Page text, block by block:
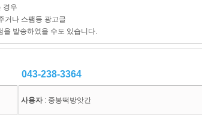
경우
거나 스팸등 광고글
발송하였을 수도 있습니다.
043-238-3364
사용자: 중봉떡방앗간